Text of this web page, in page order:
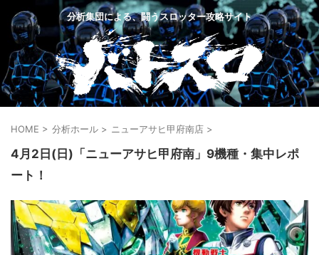
分析集団による、闘うスロッター攻略サイト
HOME > 分析ホール > ニューアサヒ甲府南店 >
4月2日(日)「ニューアサヒ甲府南」9機種・集中レポ
ート！